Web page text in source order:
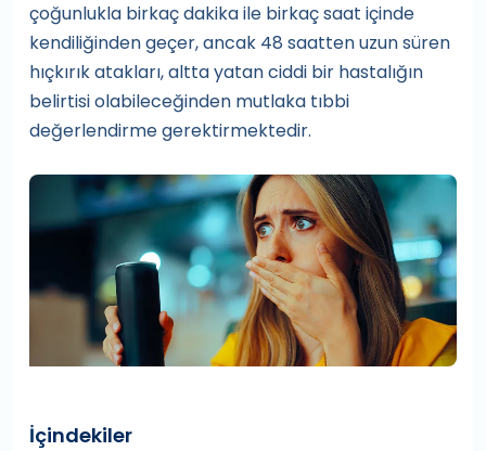
çoğunlukla birkaç dakika ile birkaç saat içinde
kendiliğinden geçer, ancak 48 saatten uzun süren
hıçkırık atakları, altta yatan ciddi bir hastalığın
belirtisi olabileceğinden mutlaka tıbbi
değerlendirme gerektirmektedir.
İçindekiler